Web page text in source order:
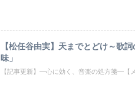
【松任谷由実】天までとどけ～歌
味」
【記事更新】―心に効く、音楽の処方箋―【